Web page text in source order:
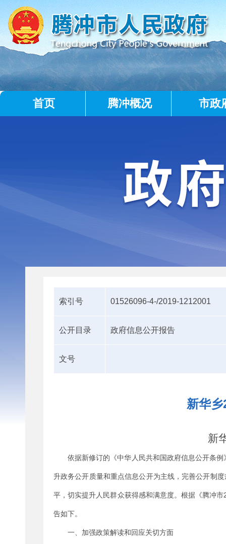
首页 腾冲概况 市政
索引号 01526096-4-/2019-1212001
公开目录 政府信息公开报告
文号
新华
新
依据新修订的《中华人民共和国政府信息公开条例
升政务公开质量和重点信息公开为主线，完善公开制
平，切实提升人民群众获得感和满意度。根据《腾冲市
告如下。
一、加强政策解读和回应关切方面